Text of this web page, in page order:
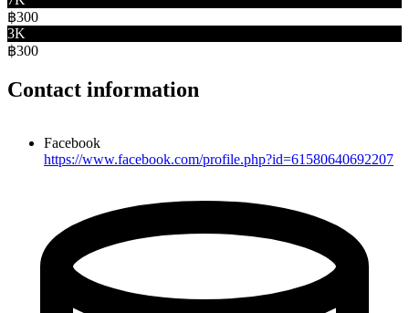
฿300
3K
฿300
Contact information
Facebook
https://www.facebook.com/profile.php?id=61580640692207